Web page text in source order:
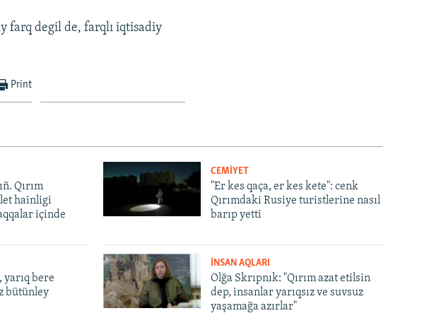
farq degil de, farqlı iqtisadiy
Print
Qırım
hainligi
içinde
CEMİYET
"Er kes qaça, er kes kete": cenk
Qırımdaki Rusiye turistlerine nasıl
barıp yetti
bere
bütünley
İNSAN AQLARI
Olğa Skrıpnık: "Qırım azat etilsin
dep, insanlar yarıqsız ve suvsuz
yaşamağa azırlar"